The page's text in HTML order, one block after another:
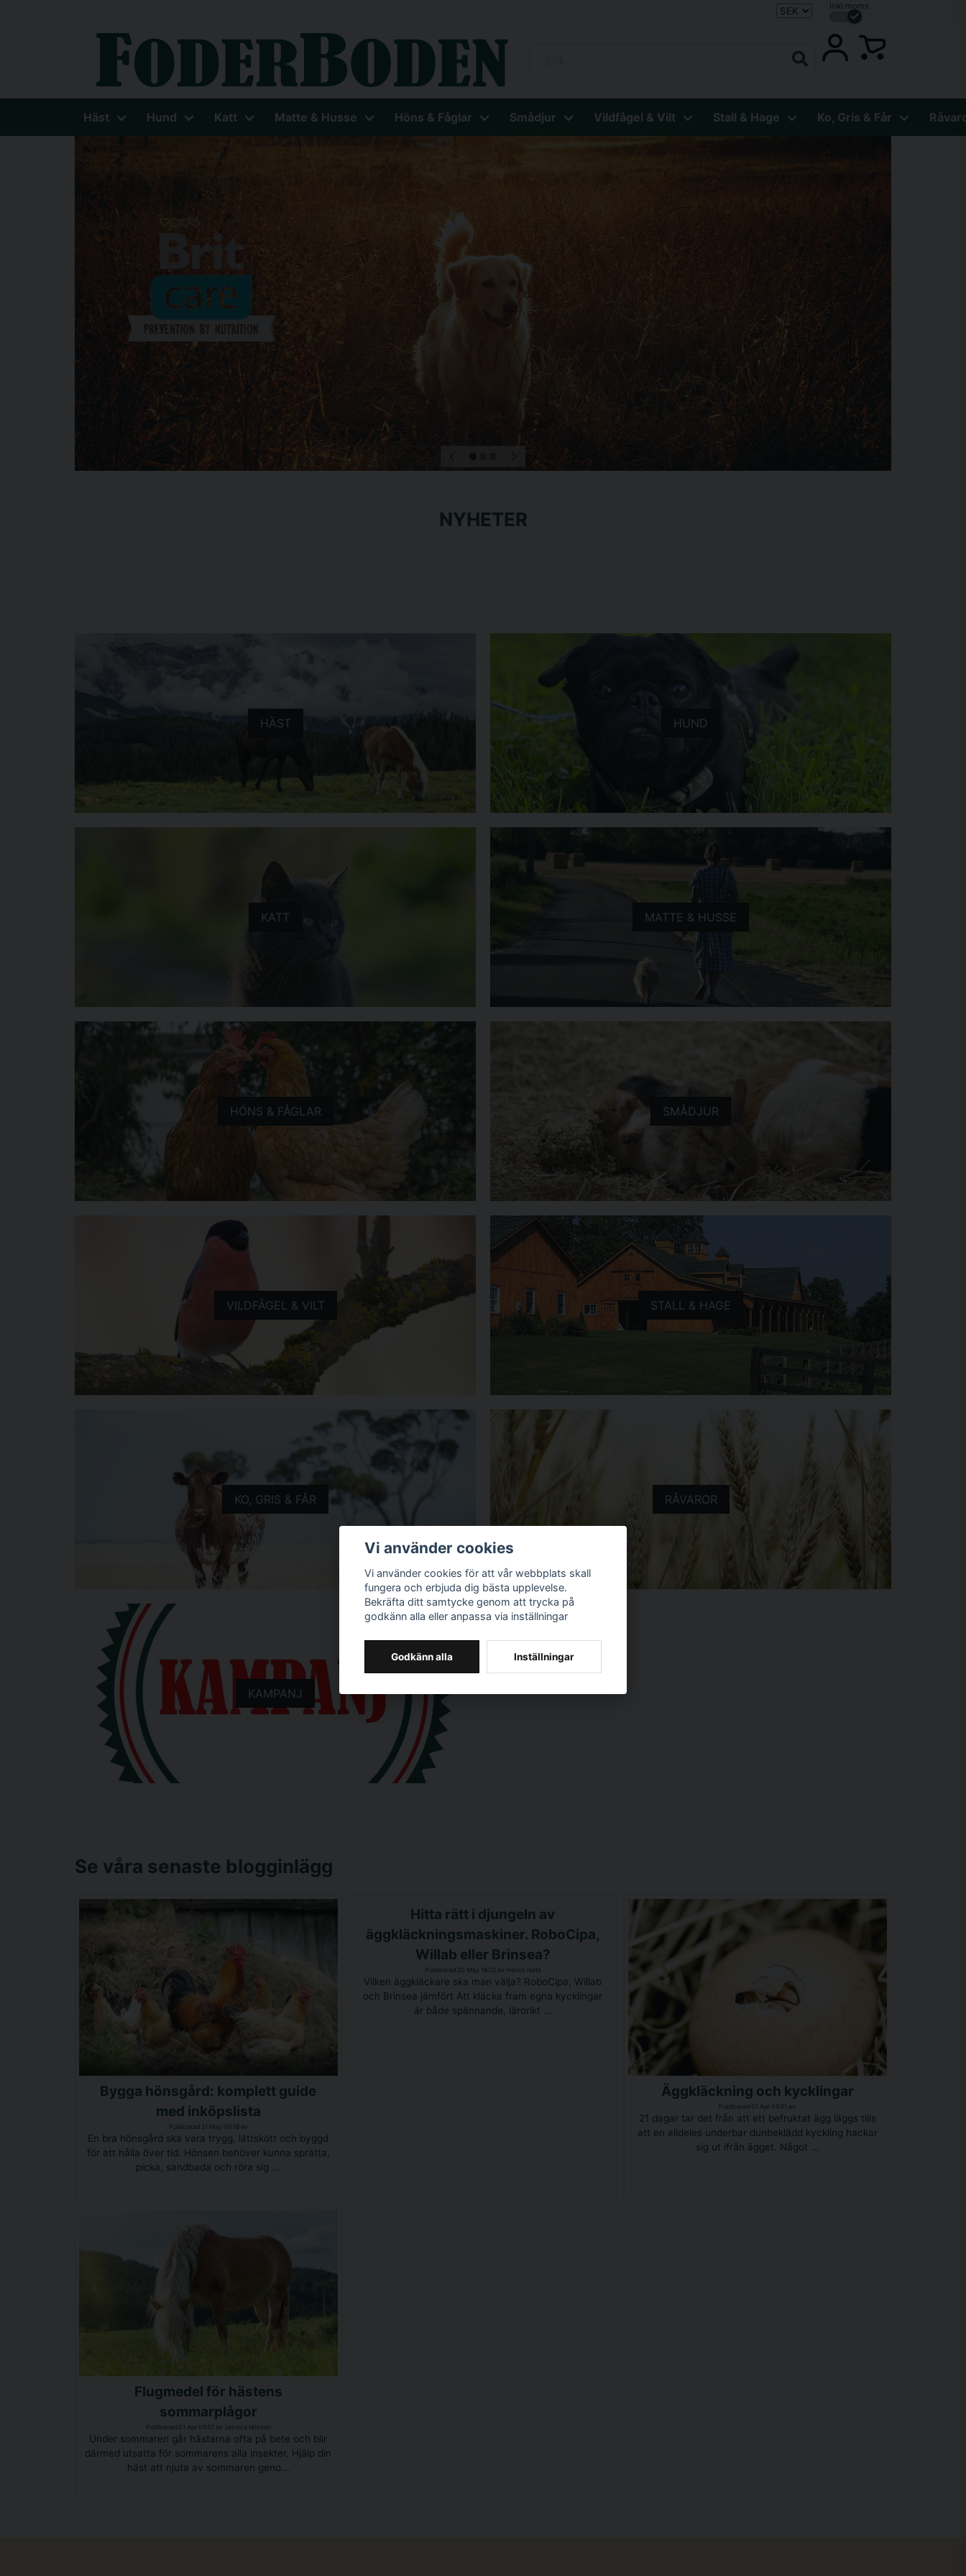
Inkl.moms
Häst Hund Katt Matte & Husse Höns & Fåglar Smådjur Vildfågel & Vilt Stall & Hage Ko, Gris & Får
NYHETER
HÄST HUND
KATT MATTE & HUSSE
HÖNS & FÅGLAR SMÅDJUR
VILDFÅGEL & VILT STALL & HAGE
KO, GRIS & FÅR RÅVAROR
KAMPANJ
Se våra senaste blogginlägg
Bygga hönsgård: komplett guide
med inköpslista
Publicerad 21 May 05:18 av
En bra hönsgård ska vara trygg, lättskött och byggd
för att hålla över tid. Hönsen behöver kunna sprätta,
picka, sandbada och röra sig ...
Hitta rätt i djungeln av
äggkläckningsmaskiner. RoboCipa,
Willab eller Brinsea?
Publicerad 20 May 18:22 av Henric Netz
Vilken äggkläckare ska man välja? RoboCipa, Willab
och Brinsea jämfört Att kläcka fram egna kycklingar
är både spännande, lärorikt ...
Äggkläckning och kycklingar
Publicerad 01 Apr 09:51 av
21 dagar tar det från att ett befruktat ägg läggs tills
att en alldeles underbar dunbeklädd kyckling hackar
sig ut ifrån ägget. Något ...
Flugmedel för hästens
sommarplågor
Publicerad 01 Apr 09:51 av Jessica Nilsson
Under sommaren går hästarna ofta på bete och blir
därmed utsatta för sommarens alla insekter. Hjälp din
häst att njuta av sommaren geno...
Vi använder cookies
Vi använder cookies för att vår webbplats skall
fungera och erbjuda dig bästa upplevelse.
Bekräfta ditt samtycke genom att trycka på
godkänn alla eller anpassa via inställningar
Godkänn alla Inställningar